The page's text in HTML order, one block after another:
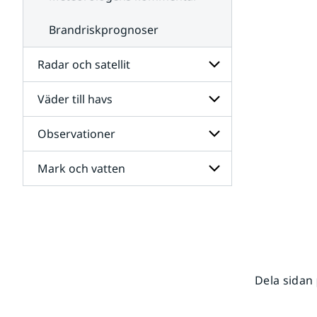
Brandriskprognoser
Radar och satellit
Undersidor
för
Radar
och
satellit
Väder till havs
Undersidor
för
Väder
till
havs
Observationer
Undersidor
för
Mark och vatten
Dela sidan